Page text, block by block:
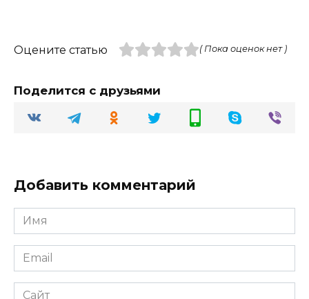
Оцените статью ( Пока оценок нет )
Поделится с друзьями
Добавить комментарий
Имя
Email
Сайт